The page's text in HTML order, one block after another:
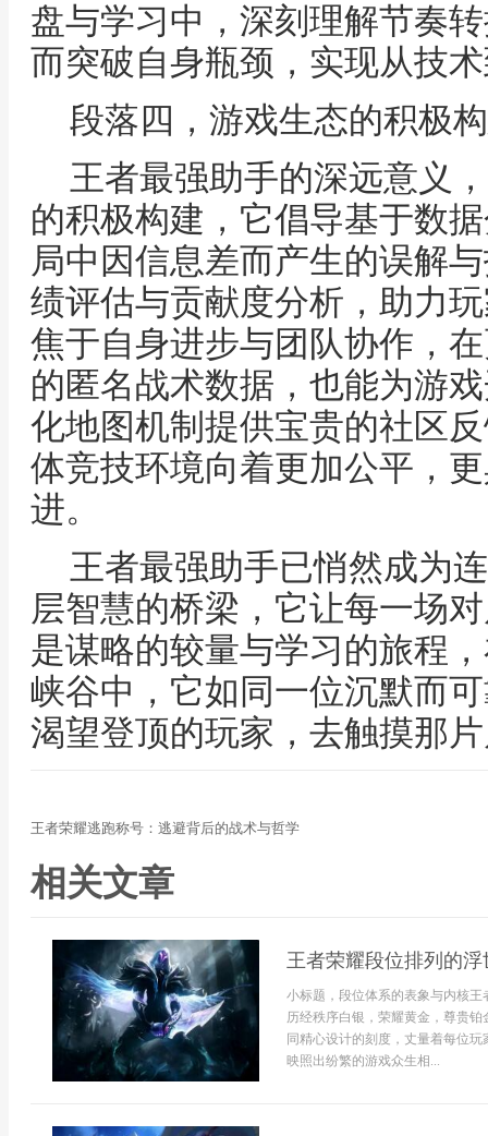
盘与学习中，深刻理解节奏
而突破自身瓶颈，实现从技
段落四，游戏生态的积极
王者最强助手的深远意义
的积极构建，它倡导基于数
局中因信息差而产生的误解
绩评估与贡献度分析，助力
焦于自身进步与团队协作，
的匿名战术数据，也能为游
化地图机制提供宝贵的社区
体竞技环境向着更加公平，
进。
王者最强助手已悄然成为
层智慧的桥梁，它让每一场
是谋略的较量与学习的旅程
峡谷中，它如同一位沉默而
渴望登顶的玩家，去触摸那
王者荣耀逃跑称号：逃避背后的战术与哲学
相关文章
王者荣耀段位排列的
小标题，段位体系的表象与内核
历经秩序白银，荣耀黄金，尊贵
同精心设计的刻度，丈量着每位
映照出纷繁的游戏众生相...